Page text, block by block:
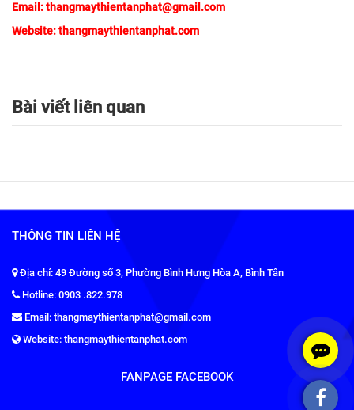
Email: thangmaythientanphat@gmail.com
Website: thangmaythientanphat.com
Bài viết liên quan
THÔNG TIN LIÊN HỆ
Địa chỉ: 49 Đường số 3, Phường Bình Hưng Hòa A, Bình Tân
Hotline: 0903 .822.978
Email: thangmaythientanphat@gmail.com
Website: thangmaythientanphat.com
FANPAGE FACEBOOK